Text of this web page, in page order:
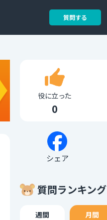
質問する
役に立った
0
シェア
質問ランキング
週間 月間